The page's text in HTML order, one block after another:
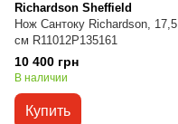
Richardson Sheffield
Нож Сантоку Richardson, 17,5
см R11012P135161
10 400 грн
В наличии
Купить